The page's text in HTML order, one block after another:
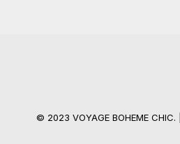
© 2023 VOYAGE BOHEME